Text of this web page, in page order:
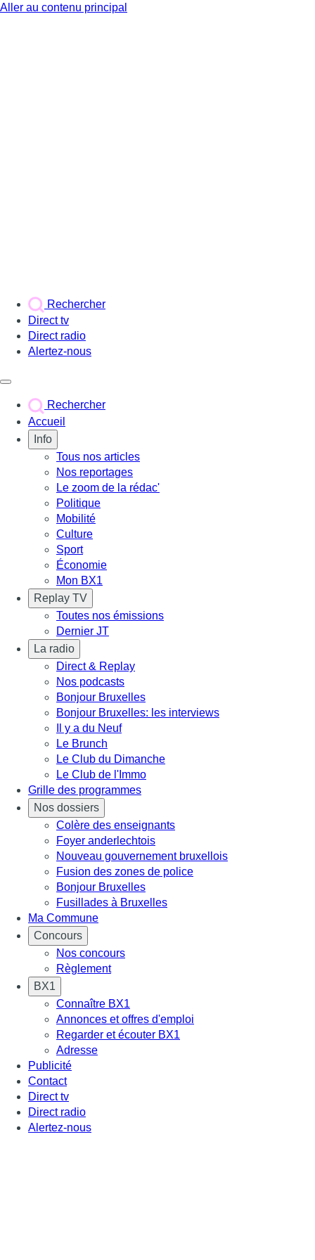
Aller au contenu principal
Rechercher
Direct tv
Direct radio
Alertez-nous
Rechercher
Accueil
Info
Tous nos articles
Nos reportages
Le zoom de la rédac'
Politique
Mobilité
Culture
Sport
Économie
Mon BX1
Replay TV
Toutes nos émissions
Dernier JT
La radio
Direct & Replay
Nos podcasts
Bonjour Bruxelles
Bonjour Bruxelles: les interviews
Il y a du Neuf
Le Brunch
Le Club du Dimanche
Le Club de l'Immo
Grille des programmes
Nos dossiers
Colère des enseignants
Foyer anderlechtois
Nouveau gouvernement bruxellois
Fusion des zones de police
Bonjour Bruxelles
Fusillades à Bruxelles
Ma Commune
Concours
Nos concours
Règlement
BX1
Connaître BX1
Annonces et offres d'emploi
Regarder et écouter BX1
Adresse
Publicité
Contact
Direct tv
Direct radio
Alertez-nous